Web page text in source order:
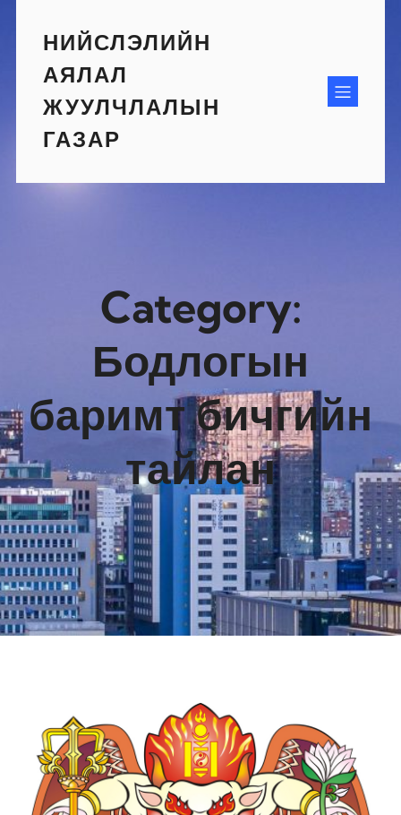
contentНИЙСЛЭЛИЙН
АЯЛАЛ
ЖУУЛЧЛАЛЫН
ГАЗАР
Category:
Бодлогын
баримт бичгийн
тайлан